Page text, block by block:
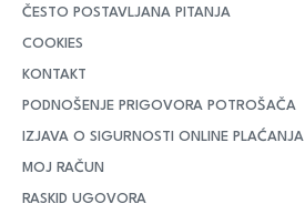
ČESTO POSTAVLJANA PITANJA
COOKIES
KONTAKT
PODNOŠENJE PRIGOVORA POTROŠAČA
IZJAVA O SIGURNOSTI ONLINE PLAĆANJA
MOJ RAČUN
RASKID UGOVORA